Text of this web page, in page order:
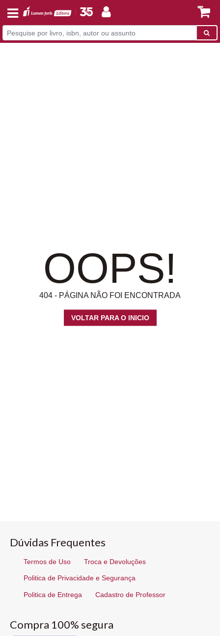
OOPS!
404 - PÁGINA NÃO FOI ENCONTRADA
VOLTAR PARA O INICIO
Dúvidas Frequentes
Termos de Uso Troca e Devoluções
Politica de Privacidade e Segurança
Politica de Entrega Cadastro de Professor
Compra 100% segura